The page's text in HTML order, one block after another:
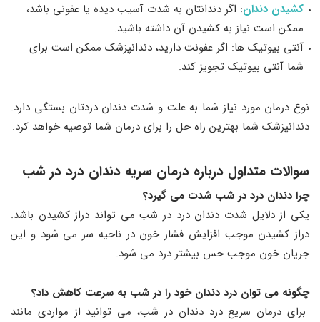
کشیدن دندان: اگر دندانتان به شدت آسیب دیده یا عفونی باشد،
ممکن است نیاز به کشیدن آن داشته باشید.
آنتی ‌بیوتیک‌ ها: اگر عفونت دارید، دندانپزشک ممکن است برای
شما آنتی ‌بیوتیک تجویز کند.
نوع درمان مورد نیاز شما به علت و شدت دندان دردتان بستگی دارد.
دندانپزشک شما بهترین راه حل را برای درمان شما توصیه خواهد کرد.
سوالات متداول درباره درمان سریه دندان درد در شب
چرا دندان درد در شب شدت می گیرد؟
یکی از دلایل شدت دندان درد در شب می تواند دراز کشیدن باشد.
دراز کشیدن موجب افزایش فشار خون در ناحیه سر می شود و این
جریان خون موجب حس بیشتر درد می شود.
چگونه می‌ توان درد دندان خود را در شب به سرعت کاهش داد؟
برای درمان سریع درد دندان در شب، می ‌توانید از مواردی مانند